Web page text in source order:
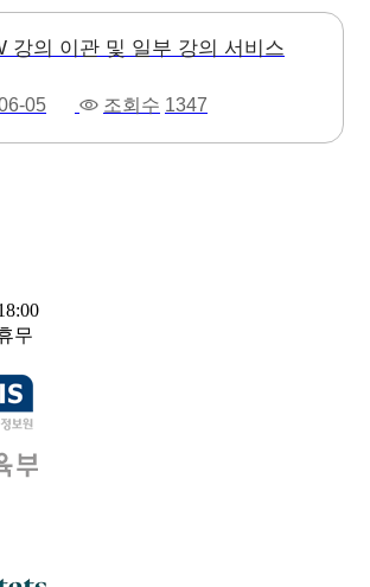
강의 이관 및 일부 강의 서비스
05 조회수 1347
무